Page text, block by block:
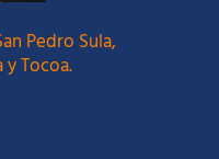
Pedro Sula,
y Tocoa.